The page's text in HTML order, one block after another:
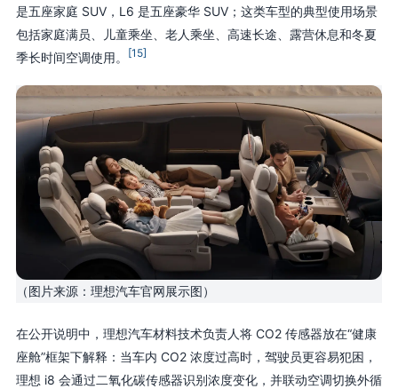
是五座家庭 SUV，L6 是五座豪华 SUV；这类车型的典型使用场景
包括家庭满员、儿童乘坐、老人乘坐、高速长途、露营休息和冬夏
季长时间空调使用。
[15]
（图片来源：理想汽车官网展示图）
在公开说明中，理想汽车材料技术负责人将 CO2 传感器放在“健康
座舱”框架下解释：当车内 CO2 浓度过高时，驾驶员更容易犯困，
理想 i8 会通过二氧化碳传感器识别浓度变化，并联动空调切换外循